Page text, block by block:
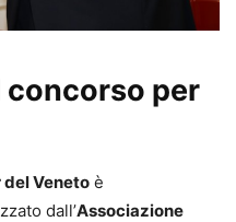
concorso per
Veneto è
dall’Associazione